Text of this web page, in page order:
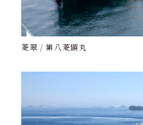
菱翠 / 第八菱顕丸